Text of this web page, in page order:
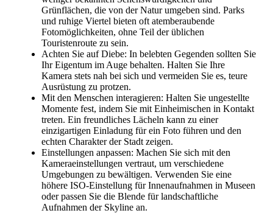
Grünflächen, die von der Natur umgeben sind. Parks
und ruhige Viertel bieten oft atemberaubende
Fotomöglichkeiten, ohne Teil der üblichen
Touristenroute zu sein.
Achten Sie auf Diebe: In belebten Gegenden sollten Sie
Ihr Eigentum im Auge behalten. Halten Sie Ihre
Kamera stets nah bei sich und vermeiden Sie es, teure
Ausrüstung zu protzen.
Mit den Menschen interagieren: Halten Sie ungestellte
Momente fest, indem Sie mit Einheimischen in Kontakt
treten. Ein freundliches Lächeln kann zu einer
einzigartigen Einladung für ein Foto führen und den
echten Charakter der Stadt zeigen.
Einstellungen anpassen: Machen Sie sich mit den
Kameraeinstellungen vertraut, um verschiedene
Umgebungen zu bewältigen. Verwenden Sie eine
höhere ISO-Einstellung für Innenaufnahmen in Museen
oder passen Sie die Blende für landschaftliche
Aufnahmen der Skyline an.